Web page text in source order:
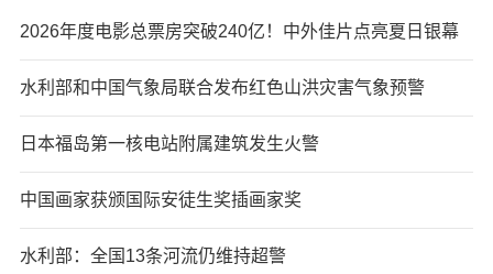
2026年度电影总票房突破240亿！中外佳片点亮夏日银幕
水利部和中国气象局联合发布红色山洪灾害气象预警
日本福岛第一核电站附属建筑发生火警
中国画家获颁国际安徒生奖插画家奖
水利部：全国13条河流仍维持超警